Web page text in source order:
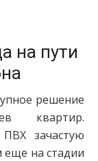
на пути
решение
квартир.
зачастую
еще на стадии